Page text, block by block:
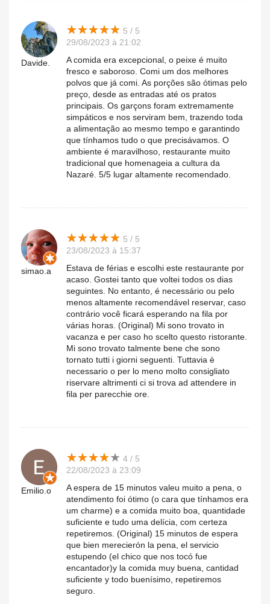
Davide.
★★★★★
★★★★★ 5 / 5
29/08/2023 à 21:02
A comida era excepcional, o peixe é muito
fresco e saboroso. Comi um dos melhores
polvos que já comi. As porções são ótimas pelo
preço, desde as entradas até os pratos
principais. Os garçons foram extremamente
simpáticos e nos serviram bem, trazendo toda
a alimentação ao mesmo tempo e garantindo
que tínhamos tudo o que precisávamos. O
ambiente é maravilhoso, restaurante muito
tradicional que homenageia a cultura da
Nazaré. 5/5 lugar altamente recomendado.
simao.a
★★★★★
★★★★★ 5 / 5
23/08/2023 à 15:37
Estava de férias e escolhi este restaurante por
acaso. Gostei tanto que voltei todos os dias
seguintes. No entanto, é necessário ou pelo
menos altamente recomendável reservar, caso
contrário você ficará esperando na fila por
várias horas. (Original) Mi sono trovato in
vacanza e per caso ho scelto questo ristorante.
Mi sono trovato talmente bene che sono
tornato tutti i giorni seguenti. Tuttavia è
necessario o per lo meno molto consigliato
riservare altrimenti ci si trova ad attendere in
fila per parecchie ore.
Emilio.o
★★★★★
★★★★★ 4 / 5
22/08/2023 à 23:09
A espera de 15 minutos valeu muito a pena, o
atendimento foi ótimo (o cara que tínhamos era
um charme) e a comida muito boa, quantidade
suficiente e tudo uma delícia, com certeza
repetiremos. (Original) 15 minutos de espera
que bien merecierón la pena, el servicio
estupendo (el chico que nos tocó fue
encantador)y la comida muy buena, cantidad
suficiente y todo buenísimo, repetiremos
seguro.